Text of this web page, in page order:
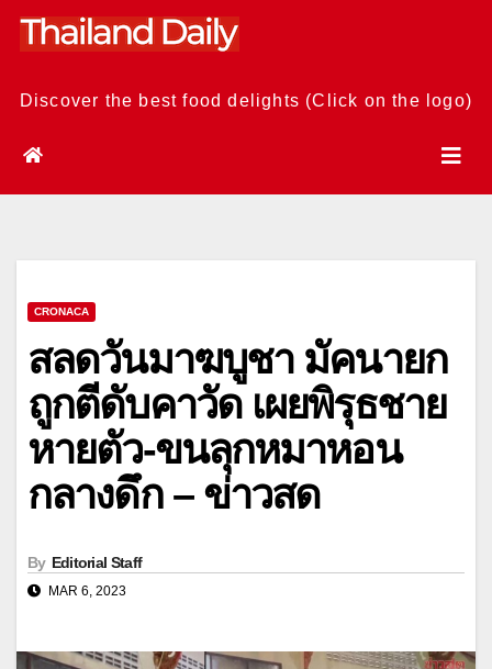
Skip
Discover the best food delights (Click on the logo)
CRONACA
สลดวันมาฆบูชา มัคนายก
ถูกตีดับคาวัด เผยพิรุธชาย
หายตัว-ขนลุกหมาหอน
กลางดึก – ข่าวสด
By Editorial Staff
MAR 6, 2023